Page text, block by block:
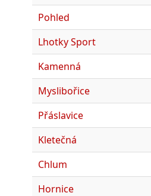
Pohled
Lhotky Sport
Kamenná
Myslibořice
Přáslavice
Kletečná
Chlum
Hornice